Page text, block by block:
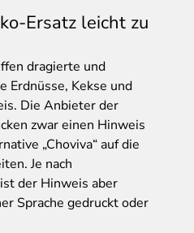
Ersatz leicht zu
dragierte und
Erdnüsse, Kekse und
Die Anbieter der
zwar einen Hinweis
„Choviva“ auf die
Je nach
der Hinweis aber
Sprache gedruckt oder